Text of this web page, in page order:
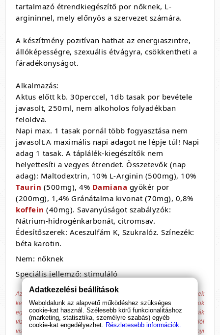
tartalmazó étrendkiegészítő por nőknek, L-
argininnel, mely előnyös a szervezet számára.
A készítmény pozitívan hathat az energiaszintre,
állóképességre, szexuális étvágyra, csökkentheti a
fáradékonyságot.
Alkalmazás:
Aktus előtt kb. 30perccel, 1db tasak por bevétele
javasolt, 250ml, nem alkoholos folyadékban
feloldva.
Napi max. 1 tasak pornál több fogyasztása nem
javasolt.A maximális napi adagot ne lépje túl! Napi
adag 1 tasak. A táplálék-kiegészítők nem
helyettesíti a vegyes étrendet. Összetevők (nap
adag): Maltodextrin, 10% L-Arginin (500mg), 10%
Taurin (500mg), 4% Damiana gyökér por
(200mg), 1,4% Gránátalma kivonat (70mg), 0,8%
koffein (40mg). Savanyúságot szabályzók:
Nátrium-hidrogénkarbonát, citromsav.
Édesítőszerek: Aceszulfám K, Szukralóz. Színezék:
béta karotin.
Nem: nőknek
Speciális jellemző: stimuláló
Az általunk forgalmazott termékek nem alkalmasak betegségek
kezelésére, gyógyítására és azok megelőzésére. A megadott hatások
egyénenként változhatnak, azokat nem minden esetben igazolják
vizsgálatok, csak tájékoztató jellegűek, hagyományokon és vásárlói
visszajelzéseken alapulnak! A Bende Online Média Kft. valamennyi
Adatkezelési beállítások
Weboldalunk az alapvető működéshez szükséges
cookie-kat használ. Szélesebb körű funkcionalitáshoz
(marketing, statisztika, személyre szabás) egyéb
cookie-kat engedélyezhet. Részletesebb információk.